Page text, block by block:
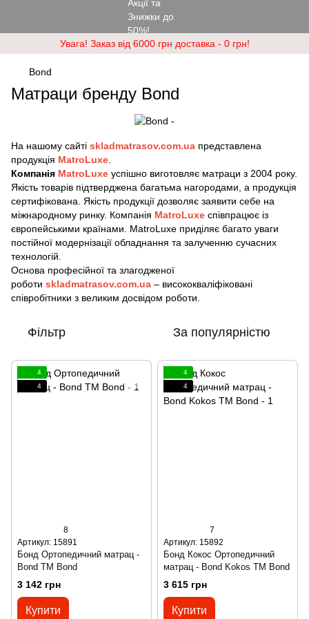
Увага! Заказ від 6000 грн доставка - 0 грн!
Bond
Матраци бренду Bond
На нашому сайті skladmatrasov.com.ua представлена
продукція MatroLuxe.
Компанія MatroLuxe успішно виготовляє матраци з 2004 року.
Якість товарів підтверджена багатьма нагородами, а продукція
сертифікована. Якість продукції дозволяє заявити себе на
міжнародному ринку. Компанія MatroLuxe співпрацює із
європейськими країнами. MatroLuxe приділяє багато уваги
постійної модернізації обладнання та залученню сучасних
технологій.
Основа професійної та злагодженої
роботи skladmatrasov.com.ua – висококваліфіковані
співробітники з великим досвідом роботи.
Фільтр За популярністю
4
4
8
Артикул: 15891
Бонд Ортопедичний матрац -
Bond ТМ Bond
3 142 грн
Купити
4
4
7
Артикул: 15892
Бонд Кокос Ортопедичний
матрац - Bond Kokos ТМ Bond
3 615 грн
Купити